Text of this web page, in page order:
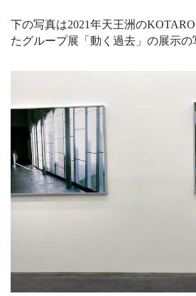
下の写真は2021年天王洲の
たグループ展「動く過去」の展示